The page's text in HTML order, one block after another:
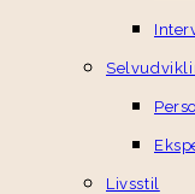
Livsstil